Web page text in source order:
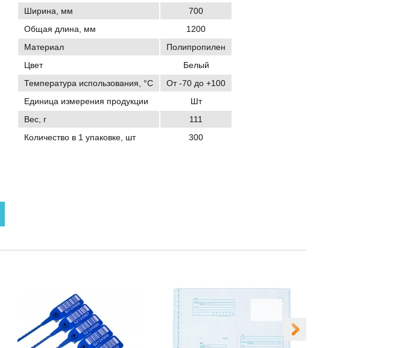
Ширина, мм
700
Общая длина, мм
1200
Материал
Полипропилен
Цвет
Белый
Температура использования, °C
От -70 до +100
Единица измерения продукции
Шт
Вес, г
111
Количество в 1 упаковке, шт
300